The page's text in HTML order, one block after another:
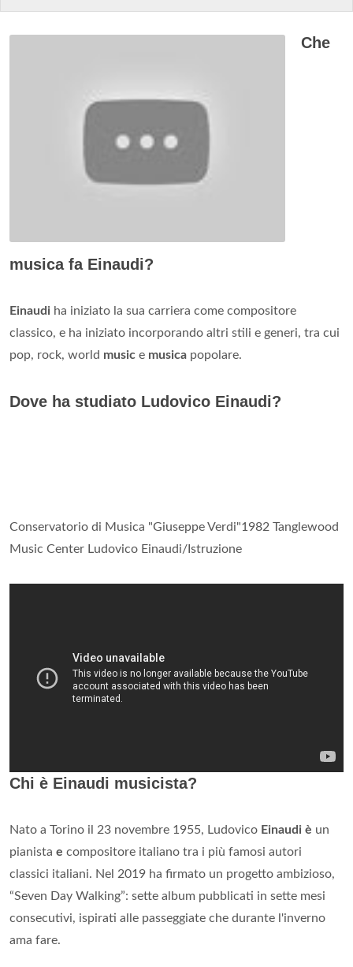
Che
musica fa Einaudi?
Einaudi ha iniziato la sua carriera come compositore
classico, e ha iniziato incorporando altri stili e generi, tra cui
pop, rock, world music e musica popolare.
Dove ha studiato Ludovico Einaudi?
Conservatorio di Musica "Giuseppe Verdi"1982 Tanglewood
Music Center Ludovico Einaudi/Istruzione
Chi è Einaudi musicista?
Nato a Torino il 23 novembre 1955, Ludovico Einaudi è un
pianista e compositore italiano tra i più famosi autori
classici italiani. Nel 2019 ha firmato un progetto ambizioso,
“Seven Day Walking”: sette album pubblicati in sette mesi
consecutivi, ispirati alle passeggiate che durante l'inverno
ama fare.